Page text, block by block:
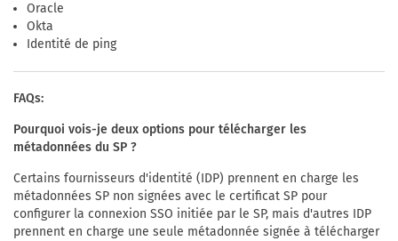
Oracle
Okta
Identité de ping
FAQs:
Pourquoi vois-je deux options pour télécharger les
métadonnées du SP ?
Certains fournisseurs d'identité (IDP) prennent en charge les
métadonnées SP non signées avec le certificat SP pour
configurer la connexion SSO initiée par le SP, mais d'autres IDP
prennent en charge une seule métadonnée signée à télécharger